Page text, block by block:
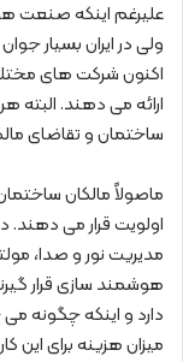
ولی در ایران بسیار
اکنون شرکت های
ارائه می دهند. البته
ساختمان و تقاضای
ماصولاً مالکان
اولویت قرار می دهند.
مدیریت نور و صدا،
هوشمند سازی قرار
دارد و اینکه چگونه
میزان هزینه برای این